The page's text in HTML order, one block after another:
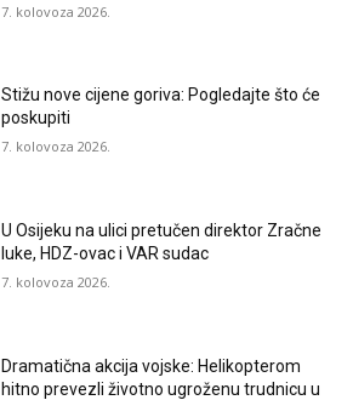
7. kolovoza 2026.
Stižu nove cijene goriva: Pogledajte što će
poskupiti
7. kolovoza 2026.
U Osijeku na ulici pretučen direktor Zračne
luke, HDZ-ovac i VAR sudac
7. kolovoza 2026.
Dramatična akcija vojske: Helikopterom
hitno prevezli životno ugroženu trudnicu u